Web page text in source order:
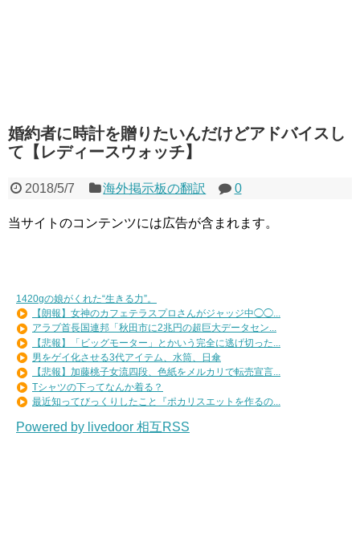
婚約者に時計を贈りたいんだけどアドバイスし
て【レディースウォッチ】
2018/5/7 海外掲示板の翻訳 0
当サイトのコンテンツには広告が含まれます。
1420gの娘がくれた“生きる力”。
【朗報】女神のカフェテラスプロさんがジャッジ中◯◯...
アラブ首長国連邦「秋田市に2兆円の超巨大データセン...
【悲報】「ビッグモーター」とかいう完全に逃げ切った...
男をゲイ化させる3代アイテム、水筒、日傘
【悲報】加藤桃子女流四段、色紙をメルカリで転売宣言...
Tシャツの下ってなんか着る？
最近知ってびっくりしたこと『ポカリスエットを作るの...
Powered by livedoor 相互RSS